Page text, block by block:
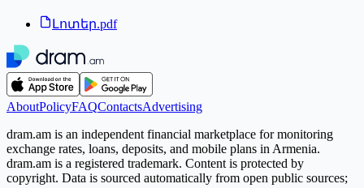
Լոտեր.pdf
AboutPolicyFAQContactsAdvertising
dram.am is an independent financial marketplace for monitoring
exchange rates, loans, deposits, and mobile plans in Armenia.
dram.am is a registered trademark. Content is protected by
copyright. Data is sourced automatically from open public sources;